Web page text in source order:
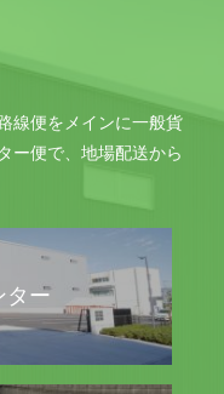
線便をメインに一般貨
ー便で、地場配送から
ター